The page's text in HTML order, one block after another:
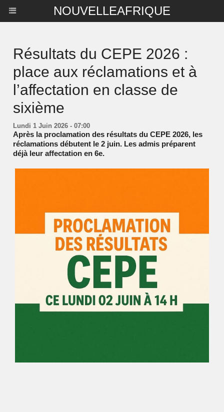
NOUVELLEAFRIQUE
Résultats du CEPE 2026 :
place aux réclamations et à
l’affectation en classe de
sixième
Lundi 1 Juin 2026 - 07:00
Après la proclamation des résultats du CEPE 2026, les
réclamations débutent le 2 juin. Les admis préparent
déjà leur affectation en 6e.